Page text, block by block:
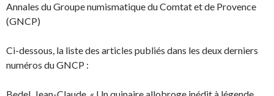
Annales du Groupe numismatique du Comtat et de Provence
(GNCP)
Ci-dessous, la liste des articles publiés dans les deux derniers
numéros du GNCP :